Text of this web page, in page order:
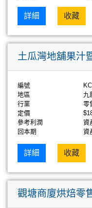
詳細 收藏
土瓜灣地舖果汁
編號
地區
九
行業
零
定價
參考利潤
資
回本期
資
詳細 收藏
觀塘商廈烘焙零